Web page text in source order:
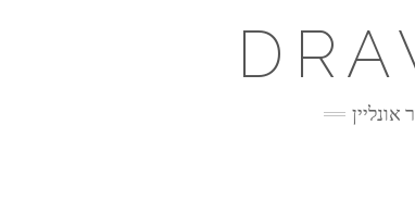
אונליין